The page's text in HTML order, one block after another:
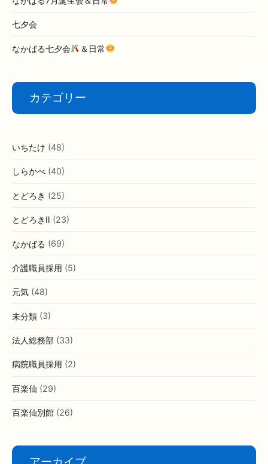
七夕会
なかばる七夕会 ＆日常
カテゴリー
いちたけ (48)
しらかべ (40)
とどろき (25)
とどろきⅡ (23)
なかばる (69)
介護職員採用 (5)
元気 (48)
未分類 (3)
法人総務部 (33)
病院職員採用 (2)
百楽仙 (29)
百楽仙別館 (26)